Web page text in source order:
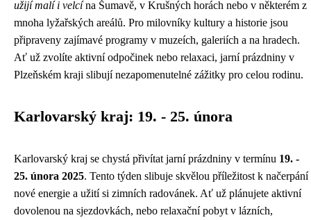
užijí malí i velcína Šumavě, v Krušných horách nebo v některém z
mnoha lyžařských areálů. Pro milovníky kultury a historie jsou
připraveny zajímavé programy v muzeích, galeriích a na hradech.
Ať už zvolíte aktivní odpočinek nebo relaxaci, jarní prázdniny v
Plzeňském kraji slibují nezapomenutelné zážitky pro celou rodinu.
Karlovarský kraj: 19. - 25. února
Karlovarský kraj se chystá přivítat jarní prázdniny v termínu 19. -
25. února 2025. Tento týden slibuje skvělou příležitost k načerpání
nové energie a užití si zimních radovánek. Ať už plánujete aktivní
dovolenou na sjezdovkách, nebo relaxační pobyt v lázních,